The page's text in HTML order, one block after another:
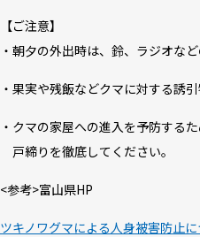
【ご注意】
・朝夕の外出時は、鈴、ラジオな
・果実や残飯などクマに対する誘
・クマの家屋への進入を予防する
戸締りを徹底してください。
<参考>富山県HP
ツキノワグマによる人身被害防止に